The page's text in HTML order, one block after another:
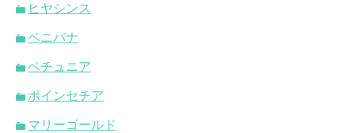
ヒヤシンス
ベニバナ
ペチュニア
ポインセチア
マリーゴールド